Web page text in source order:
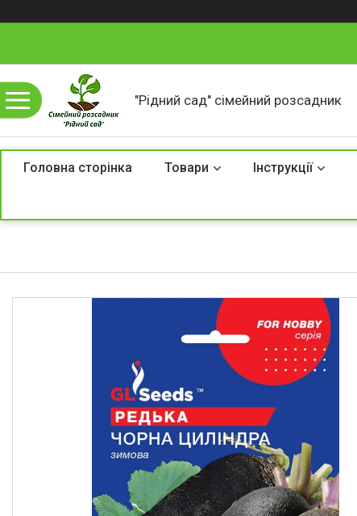
"Рідний сад" сімейний розсадник
Головна сторінка Товари Інструкції